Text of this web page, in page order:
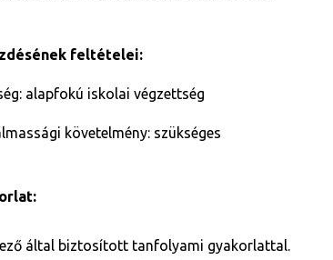
feltételei:
alapfokú iskolai végzettség
követelmény: szükséges
által biztosított tanfolyami gyakorlattal.